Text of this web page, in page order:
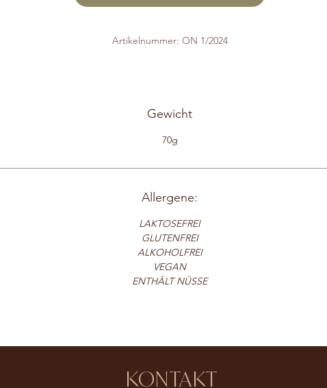
Artikelnummer: ON 1/2024
Gewicht
70g
Allergene:
LAKTOSEFREI
GLUTENFREI
ALKOHOLFREI
VEGAN
ENTHÄLT NÜSSE
KONTAKT